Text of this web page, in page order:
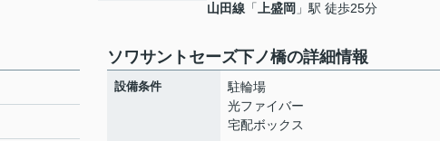
山田線 「 上盛岡 」駅 徒歩25分
ソワサントセーズ下ノ橋の詳細情報
設備条件
駐輪場
光ファイバー
宅配ボックス